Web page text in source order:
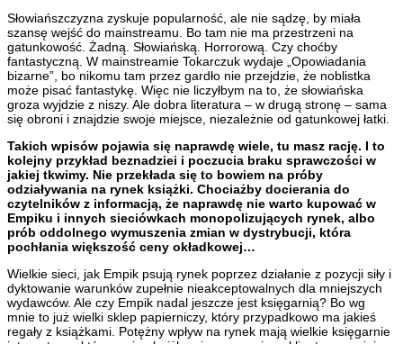
Słowiańszczyzna zyskuje popularność, ale nie sądzę, by miała
szansę wejść do mainstreamu. Bo tam nie ma przestrzeni na
gatunkowość. Żadną. Słowiańską. Horrorową. Czy choćby
fantastyczną. W mainstreamie Tokarczuk wydaje „Opowiadania
bizarne”, bo nikomu tam przez gardło nie przejdzie, że noblistka
może pisać fantastykę. Więc nie liczyłbym na to, że słowiańska
groza wyjdzie z niszy. Ale dobra literatura – w drugą stronę – sama
się obroni i znajdzie swoje miejsce, niezależnie od gatunkowej łatki.
Takich wpisów pojawia się naprawdę wiele, tu masz rację. I to
kolejny przykład beznadziei i poczucia braku sprawczości w
jakiej tkwimy. Nie przekłada się to bowiem na próby
odziaływania na rynek książki. Chociażby docierania do
czytelników z informacją, że naprawdę nie warto kupować w
Empiku i innych sieciówkach monopolizujących rynek, albo
prób oddolnego wymuszenia zmian w dystrybucji, która
pochłania większość ceny okładkowej…
Wielkie sieci, jak Empik psują rynek poprzez działanie z pozycji siły i
dyktowanie warunków zupełnie nieakceptowalnych dla mniejszych
wydawców. Ale czy Empik nadal jeszcze jest księgarnią? Bo wg
mnie to już wielki sklep papierniczy, który przypadkowo ma jakieś
regały z książkami. Potężny wpływ na rynek mają wielkie księgarnie